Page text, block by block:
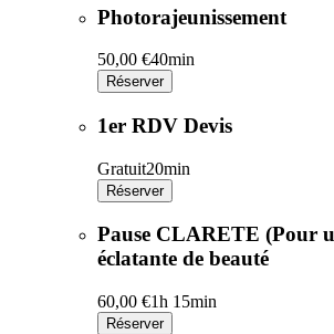
Photorajeunissement
50,00 €40min
Réserver
1er RDV Devis
Gratuit20min
Réserver
Pause CLARETE (Pour
éclatante de beauté
60,00 €1h 15min
Réserver